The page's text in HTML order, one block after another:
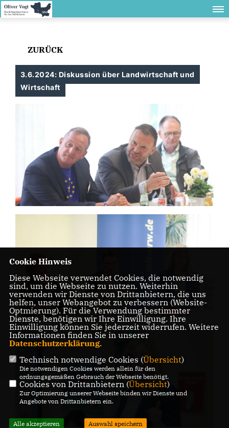
ZURÜCK
3.6.2024: Diskussion über Landwirtschaft und
Wirtschaft
Cookie Hinweis
Diese Webseite verwendet Cookies, die notwendig
sind, um die Webseite zu nutzen. Weiterhin
verwenden wir Dienste von Drittanbietern, die uns
helfen, unser Webangebot zu verbessern (Website-
Optmierung). Für die Verwendung bestimmter
Dienste, benötigen wir Ihre Einwilligung. Ihre
Einwilligung können Sie jederzeit widerrufen. Weitere
Informationen finden Sie in unserer
Datenschutzerklärung.
Technisch notwendige Cookies (Übersicht)
Die notwendigen Cookies werden allein für den
ordnungsgemäßen Gebrauch der Webseite benötigt.
Cookies von Drittanbietern (Übersicht)
Zur Optimierung unserer Webseite binden wir Dienste und
Angebote von Drittanbietern ein.
Alle akzeptieren Auswahl speichern